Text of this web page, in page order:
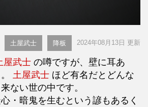
土屋武士 降板 2024年08月13日 更新
屋武士 の噂ですが、壁に耳あ
土屋武士 ほど有名だとどんな
ない世の中です。
・暗鬼を生むという諺もあるく